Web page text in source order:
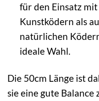
für den Einsatz
Kunstködern als
natürlichen
ideale Wahl.
Die 50cm Länge ist
sie eine gute